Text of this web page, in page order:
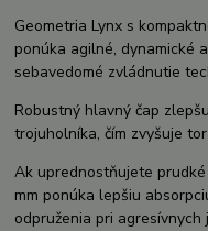
Geometria Lynx s
ponúka agilné, dynamické
sebavedomé zvládnutie
Robustný hlavný čap
trojuholníka, čím zvyšuje
Ak uprednostňujete
mm ponúka lepšiu
odpruženia pri